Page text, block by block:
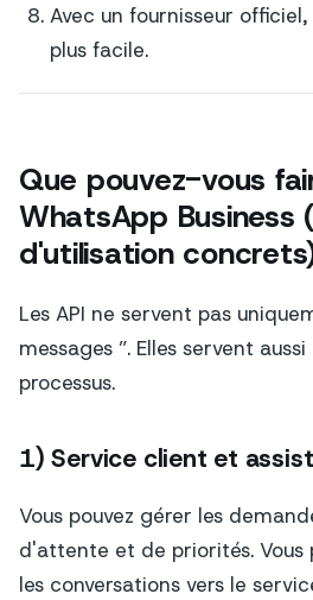
Avec un fournisseur
plus facile.
Que pouvez-vous
WhatsApp Business
d'utilisation
Les API ne servent pas
messages ”. Elles servent
processus.
1) Service client et
Vous pouvez gérer les
d'attente et de priorités. Vous
les conversations vers le